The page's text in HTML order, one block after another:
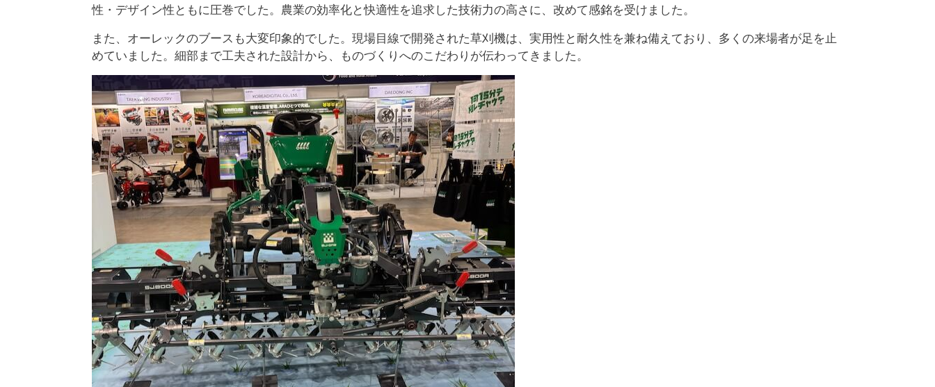
性・デザイン性ともに圧巻でした。農業の効率化と快適性を追求した技術力の高さに、改めて感銘を受けました。
また、オーレックのブースも大変印象的でした。現場目線で開発された草刈機は、実用性と耐久性を兼ね備えており、多くの来場者が足を止
めていました。細部まで工夫された設計から、ものづくりへのこだわりが伝わってきました。